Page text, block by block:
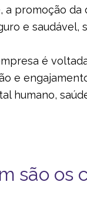
promoção
e
é
e
humano,
são os